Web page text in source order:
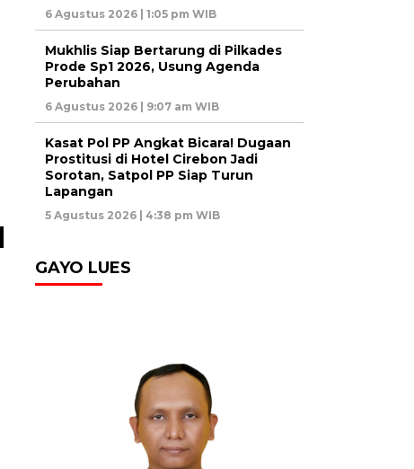
6 Agustus 2026 | 1:05 pm WIB
Mukhlis Siap Bertarung di Pilkades
Prode Sp1 2026, Usung Agenda
Perubahan
6 Agustus 2026 | 9:07 am WIB
Kasat Pol PP Angkat Bicara! Dugaan
Prostitusi di Hotel Cirebon Jadi
Sorotan, Satpol PP Siap Turun
Lapangan
5 Agustus 2026 | 4:38 pm WIB
GAYO LUES